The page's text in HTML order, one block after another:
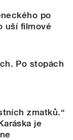
po
uší filmové
Po stopách
zmatků.“
je